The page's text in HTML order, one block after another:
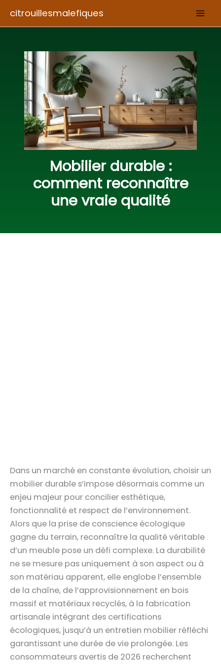
citrouillesmalefiques
Mobilier durable :
comment reconnaître
une vraie qualité
Dans un marché en constante évolution, choisir un
mobilier durable s’impose désormais comme un
enjeu majeur pour concilier esthétique,
fonctionnalité et respect de l’environnement.
Alors que la prise de conscience écologique
gagne du terrain, reconnaître la qualité véritable
d’un meuble pose un défi complexe. La durabilité
ne se mesure pas uniquement à son aspect ou à
son matériau apparent, elle englobe l’ensemble
de la chaîne, de l’approvisionnement en bois
massif et matériaux recyclés, à la fabrication
artisanale intégrant des certifications
écologiques, jusqu’à un entretien mobilier réfléchi
garantissant une durée de vie prolongée. Les
consommateurs avertis de 2026 recherchent